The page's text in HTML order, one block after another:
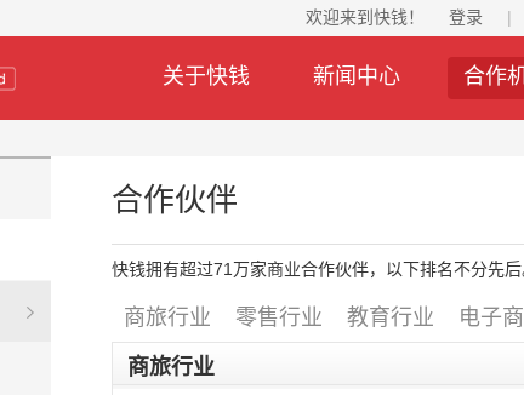
欢迎来到快钱！ 登录 |
关于快钱 新闻中心 合作
合作伙伴
快钱拥有超过71万家商业合作伙伴，以下排名不分先后
商旅行业 零售行业 教育行业 电子
商旅行业